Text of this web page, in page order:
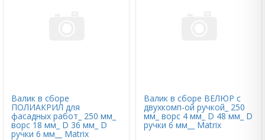
Валик в сборе
ПОЛИАКРИЛ для
фасадных работ_ 250 мм_
ворс 18 мм_ D 36 мм_ D
ручки 6 мм__ Matrix
Валик в сборе ВЕЛЮР с
двухкомп-ой ручкой_ 250
мм_ ворс 4 мм_ D 48 мм_ D
ручки 6 мм__ Matrix